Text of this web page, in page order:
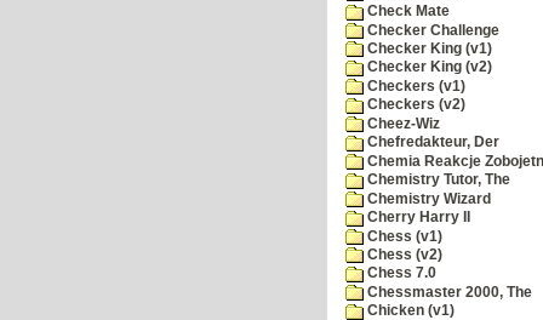
Check Mate
Checker Challenge
Checker King (v1)
Checker King (v2)
Checkers (v1)
Checkers (v2)
Cheez-Wiz
Chefredakteur, Der
Chemia Reakcje
Chemistry Tutor, The
Chemistry Wizard
Cherry Harry II
Chess (v1)
Chess (v2)
Chess 7.0
Chessmaster 2000, The
Chicken (v1)